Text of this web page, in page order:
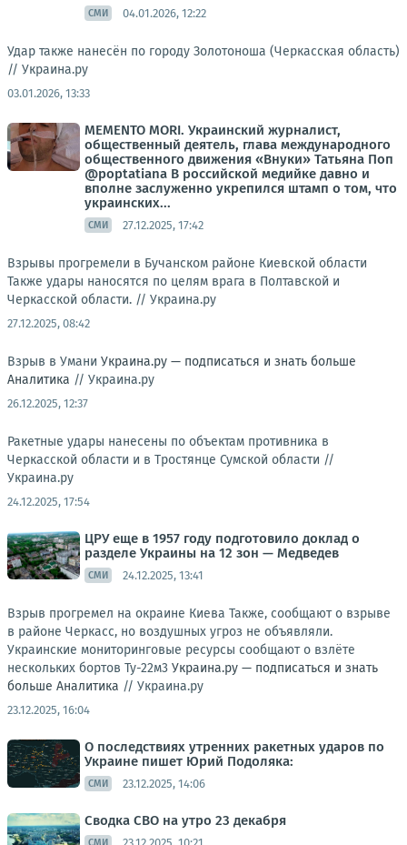
СМИ 04.01.2026, 12:22
Удар также нанесён по городу Золотоноша (Черкасская область)
// Украина.ру
03.01.2026, 13:33
MEMENTO MORI. Украинский журналист,
общественный деятель, глава международного
общественного движения «Внуки» Татьяна Поп
@poptatiana В российской медийке давно и
вполне заслуженно укрепился штамп о том, что
украинских...
СМИ 27.12.2025, 17:42
Взрывы прогремели в Бучанском районе Киевской области
Также удары наносятся по целям врага в Полтавской и
Черкасской области. // Украина.ру
27.12.2025, 08:42
Взрыв в Умани Украина.ру — подписаться и знать больше
Аналитика // Украина.ру
26.12.2025, 12:37
Ракетные удары нанесены по объектам противника в
Черкасской области и в Тростянце Сумской области //
Украина.ру
24.12.2025, 17:54
ЦРУ еще в 1957 году подготовило доклад о
разделе Украины на 12 зон — Медведев
СМИ 24.12.2025, 13:41
Взрыв прогремел на окраине Киева Также, сообщают о взрыве
в районе Черкасс, но воздушных угроз не объявляли.
Украинские мониторинговые ресурсы сообщают о взлёте
нескольких бортов Ту-22м3 Украина.ру — подписаться и знать
больше Аналитика // Украина.ру
23.12.2025, 16:04
О последствиях утренних ракетных ударов по
Украине пишет Юрий Подоляка:
СМИ 23.12.2025, 14:06
Сводка СВО на утро 23 декабря
23.12.2025, 10:21